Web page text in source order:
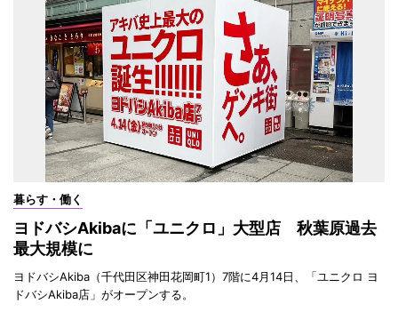
暮らす・働く
ヨドバシAkibaに「ユニクロ」大型店 秋葉原過去
最大規模に
ヨドバシAkiba（千代田区神田花岡町1）7階に4月14日、「ユニクロ ヨ
ドバシAkiba店」がオープンする。